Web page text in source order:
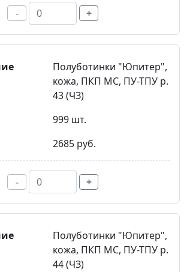
- +
Полуботинки "Юпитер",
кожа, ПКП МС, ПУ-ТПУ р.
43 (ЧЗ)
999 шт.
2685 руб.
- +
Полуботинки "Юпитер",
кожа, ПКП МС, ПУ-ТПУ р.
44 (ЧЗ)